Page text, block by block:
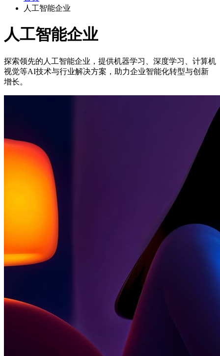
人工智能企业
人工智能企业
探索领先的人工智能企业，提供机器学习、深度学习、计算机
视觉等AI技术与行业解决方案，助力企业智能化转型与创新
增长。